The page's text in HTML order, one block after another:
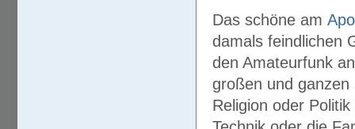
Das schöne am
damals feindlichen
den Amateurfunk
großen und
Religion oder